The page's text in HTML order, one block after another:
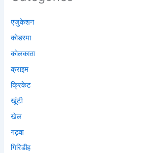
एजुकेशन
कोडरमा
कोलकाता
क्राइम
क्रिकेट
खूंटी
खेल
गढ़वा
गिरिडीह